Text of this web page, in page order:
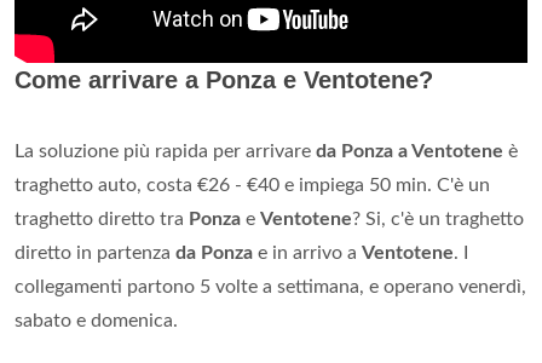
Come arrivare a Ponza e Ventotene?
La soluzione più rapida per arrivare da Ponza a Ventotene è
traghetto auto, costa €26 - €40 e impiega 50 min. C'è un
traghetto diretto tra Ponza e Ventotene? Si, c'è un traghetto
diretto in partenza da Ponza e in arrivo a Ventotene. I
collegamenti partono 5 volte a settimana, e operano venerdì,
sabato e domenica.